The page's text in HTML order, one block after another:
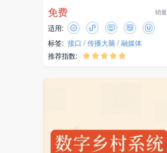
免费 销
适用:
标签: 接口 传播大脑
融媒体
推荐指数:
    